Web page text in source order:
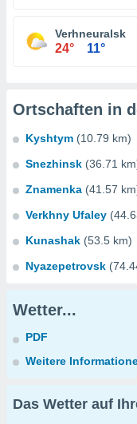
Verhneuralsk
24° 11°
Ortschaften in
Kyshtym (10.79 km)
Snezhinsk (36.71
Znamenka (41.57
Verkhny Ufaley
Kunashak (53.5 km)
Nyazepetrovsk
Wetter...
PDF
Weitere
Das Wetter auf